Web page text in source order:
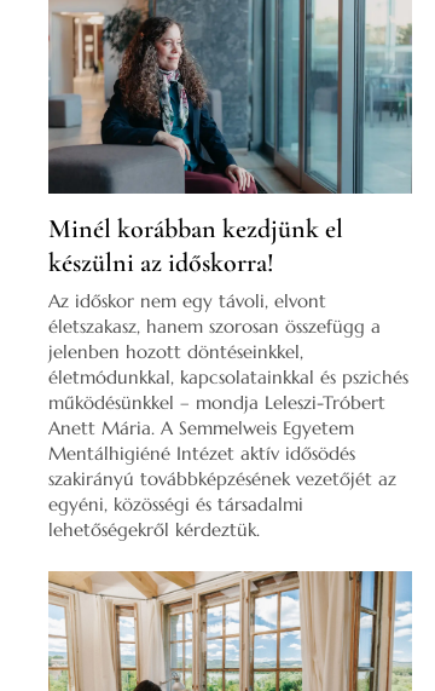
Minél korábban kezdjünk el
készülni az időskorra!
Az időskor nem egy távoli, elvont
életszakasz, hanem szorosan összefügg a
jelenben hozott döntéseinkkel,
életmódunkkal, kapcsolatainkkal és pszichés
működésünkkel – mondja Leleszi-Tróbert
Anett Mária. A Semmelweis Egyetem
Mentálhigiéné Intézet aktív idősödés
szakirányú továbbképzésének vezetőjét az
egyéni, közösségi és társadalmi
lehetőségekről kérdeztük.